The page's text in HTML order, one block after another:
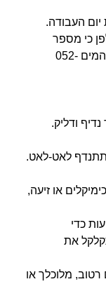
יום העבודה.
כי מספר
טלפון זה לא נועד לשיחות!) ליועץ להנדסת המים 052-
ודליק.
לאט-לאט.
או זיעה,
כדי
את
מלוכלך או